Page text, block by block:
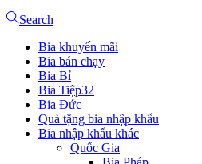
Search
Bia khuyến mãi
Bia bán chạy
Bia Bỉ
Bia Tiệp32
Bia Đức
Quà tặng bia nhập khẩu
Bia nhập khẩu khác
Quốc Gia